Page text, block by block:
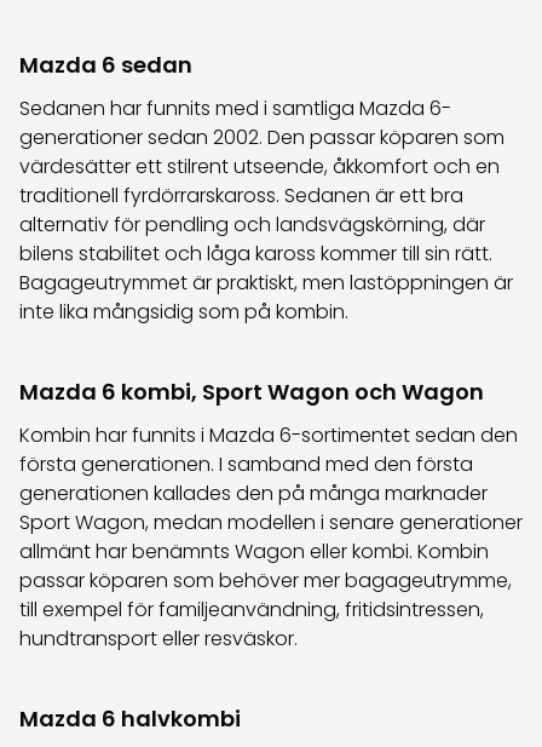
Mazda 6 sedan
Sedanen har funnits med i samtliga Mazda 6-
generationer sedan 2002. Den passar köparen som
värdesätter ett stilrent utseende, åkkomfort och en
traditionell fyrdörrarskaross. Sedanen är ett bra
alternativ för pendling och landsvägskörning, där
bilens stabilitet och låga kaross kommer till sin rätt.
Bagageutrymmet är praktiskt, men lastöppningen är
inte lika mångsidig som på kombin.
Mazda 6 kombi, Sport Wagon och Wagon
Kombin har funnits i Mazda 6-sortimentet sedan den
första generationen. I samband med den första
generationen kallades den på många marknader
Sport Wagon, medan modellen i senare generationer
allmänt har benämnts Wagon eller kombi. Kombin
passar köparen som behöver mer bagageutrymme,
till exempel för familjeanvändning, fritidsintressen,
hundtransport eller resväskor.
Mazda 6 halvkombi